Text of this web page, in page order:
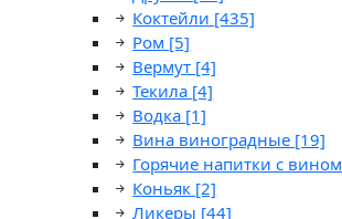
Коктейли [435]
Ром [5]
Вермут [4]
Текила [4]
Водка [1]
Вина виноградные [19]
Горячие напитки с вином
Коньяк [2]
Ликеры [44]